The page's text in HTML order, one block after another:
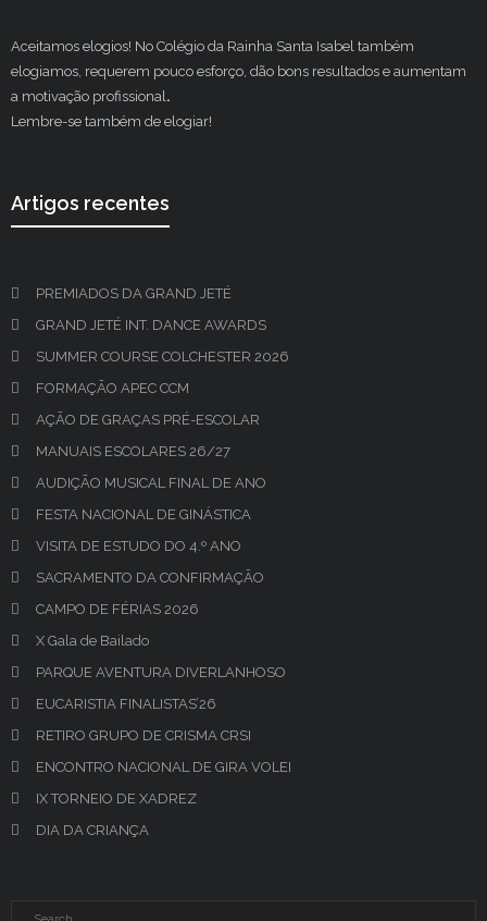
Aceitamos elogios! No Colégio da Rainha Santa Isabel também
elogiamos, requerem pouco esforço, dão bons resultados e aumentam
a motivação profissional.
Lembre-se também de elogiar!
Artigos recentes
PREMIADOS DA GRAND JETÉ
GRAND JETÉ INT. DANCE AWARDS
SUMMER COURSE COLCHESTER 2026
FORMAÇÃO APEC CCM
AÇÃO DE GRAÇAS PRÉ-ESCOLAR
MANUAIS ESCOLARES 26/27
AUDIÇÃO MUSICAL FINAL DE ANO
FESTA NACIONAL DE GINÁSTICA
VISITA DE ESTUDO DO 4.º ANO
SACRAMENTO DA CONFIRMAÇÃO
CAMPO DE FÉRIAS 2026
X Gala de Bailado
PARQUE AVENTURA DIVERLANHOSO
EUCARISTIA FINALISTAS’26
RETIRO GRUPO DE CRISMA CRSI
ENCONTRO NACIONAL DE GIRA VOLEI
IX TORNEIO DE XADREZ
DIA DA CRIANÇA